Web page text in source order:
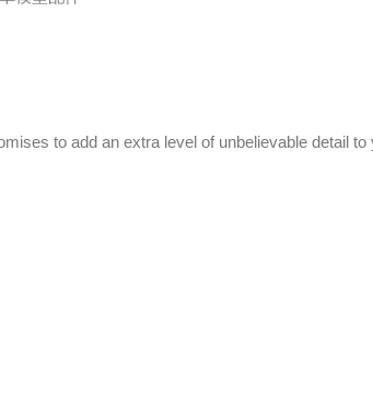
to add an extra level of unbelievable detail